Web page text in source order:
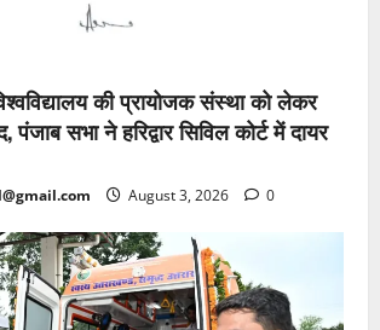
की प्रायोजक संस्था को लेकर
पंजाब सभा ने हरिद्वार सिविल कोर्ट में दायर
August 3, 2026 0